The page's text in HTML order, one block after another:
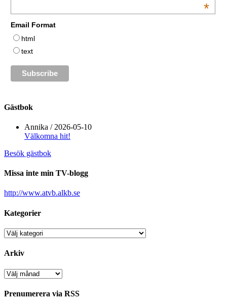
*
Email Format
html
text
Gästbok
Annika / 2026-05-10
Välkomna hit!
Besök gästbok
Missa inte min TV-blogg
http://www.atvb.alkb.se
Kategorier
Kategorier
Arkiv
Arkiv
Prenumerera via RSS